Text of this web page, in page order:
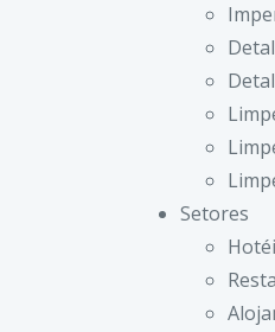
Setores